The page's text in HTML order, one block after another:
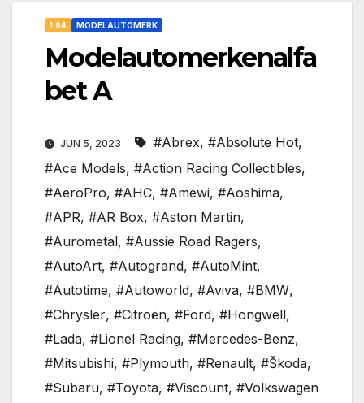
1:64 MODELAUTOMERK
Modelautomerkenalfa
bet A
JUN 5, 2023 #Abrex, #Absolute Hot,
#Ace Models, #Action Racing Collectibles,
#AeroPro, #AHC, #Amewi, #Aoshima,
#ÄPR, #AR Box, #Aston Martin,
#Aurometal, #Aussie Road Ragers,
#AutoArt, #Autogrand, #AutoMint,
#Autotime, #Autoworld, #Aviva, #BMW,
#Chrysler, #Citroën, #Ford, #Hongwell,
#Lada, #Lionel Racing, #Mercedes-Benz,
#Mitsubishi, #Plymouth, #Renault, #Škoda,
#Subaru, #Toyota, #Viscount, #Volkswagen